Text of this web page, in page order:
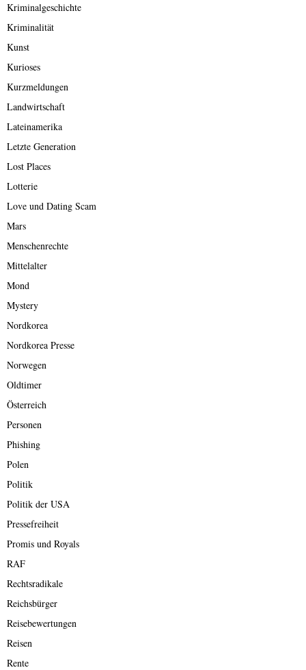
Kriminalgeschichte
Kriminalität
Kunst
Kurioses
Kurzmeldungen
Landwirtschaft
Lateinamerika
Letzte Generation
Lost Places
Lotterie
Love und Dating Scam
Mars
Menschenrechte
Mittelalter
Mond
Mystery
Nordkorea
Nordkorea Presse
Norwegen
Oldtimer
Österreich
Personen
Phishing
Polen
Politik
Politik der USA
Pressefreiheit
Promis und Royals
RAF
Rechtsradikale
Reichsbürger
Reisebewertungen
Reisen
Rente